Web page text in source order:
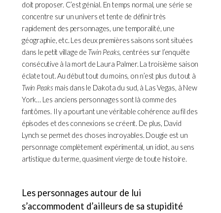
doit proposer. C’est génial. En temps normal, une série se
concentre sur un univers et tente de définir très
rapidement des personnages, une temporalité, une
géographie, etc. Les deux premières saisons sont situées
dans le petit village de Twin Peaks, centrées sur l’enquête
consécutive à la mort de Laura Palmer. La troisième saison
éclate tout. Au début tout du moins, on n’est plus du tout à
Twin Peaksmais dans le Dakota du sud, à Las Vegas, à New
York… Les anciens personnages sont là comme des
fantômes. Il y a pourtant une véritable cohérence au fil des
épisodes et des connexions se créent. De plus, David
Lynch se permet des choses incroyables. Dougie est un
personnage complètement expérimental, un idiot, au sens
artistique du terme, quasiment vierge de toute histoire.
Les personnages autour de lui
s’accommodent d’ailleurs de sa stupidité